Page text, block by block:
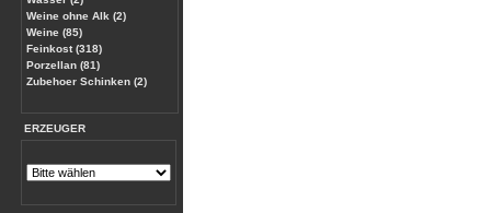
Weine ohne Alk (2)
Weine (85)
Feinkost (318)
Porzellan (81)
Zubehoer Schinken (2)
ERZEUGER